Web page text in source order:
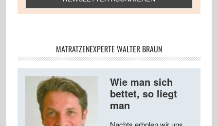
MATRATZENEXPERTE WALTER BRAUN
Wie man sich
bettet, so liegt
man